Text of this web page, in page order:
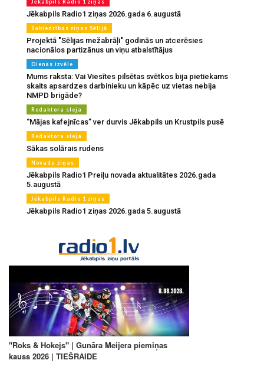
Jēkabpils Radio 1 ziņas
Jēkabpils Radio1 ziņas 2026.gada 6.augustā
Sabiedrības ziņas Sēlijā
Projektā "Sēlijas mežabrāļi" godinās un atcerēsies
nacionālos partizānus un viņu atbalstītājus
Dienas izvēle
Mums raksta: Vai Viesītes pilsētas svētkos bija pietiekams
skaits apsardzes darbinieku un kāpēc uz vietas nebija
NMPD brigāde?
Redaktora sleja
“Mājas kafejnīcas” ver durvis Jēkabpils un Krustpils pusē
Redaktora sleja
Sākas solārais rudens
Novadu ziņas
Jēkabpils Radio1 Preiļu novada aktualitātes 2026.gada
5.augustā
Jēkabpils Radio 1 ziņas
Jēkabpils Radio1 ziņas 2026.gada 5.augustā